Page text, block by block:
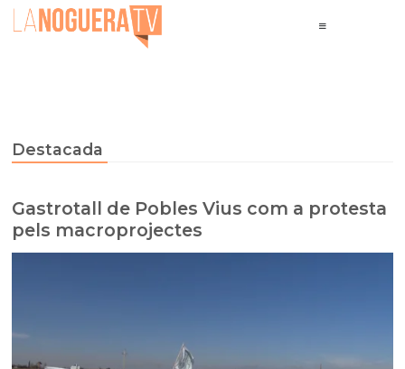
Destacada
Gastrotall de Pobles Vius com a protesta
pels macroprojectes